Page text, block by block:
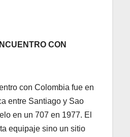
CON
con Colombia fue en
entre Santiago y Sao
en un 707 en 1977. El
equipaje sino un sitio